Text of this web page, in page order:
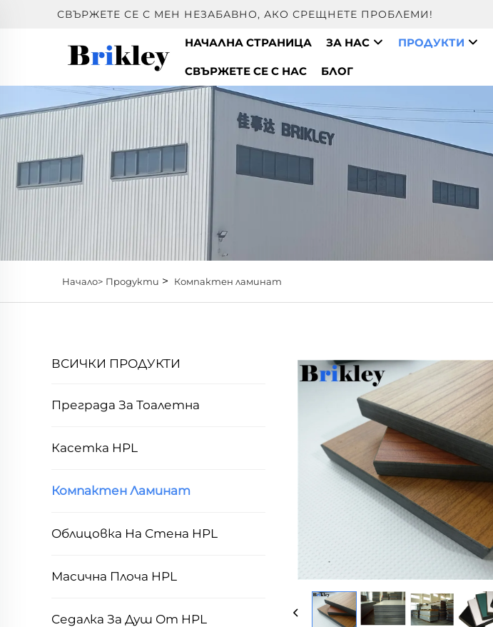
СВЪРЖЕТЕ СЕ С МЕН НЕЗАБАВНО, АКО СРЕЩНЕТЕ ПРОБЛЕМИ!
НАЧАЛНА СТРАНИЦА ЗА НАС ПРОДУКТИ
СВЪРЖЕТЕ СЕ С НАС БЛОГ
Начало> Продукти > Компактен ламинат
ВСИЧКИ ПРОДУКТИ
Преграда За Тоалетна
Касетка HPL
Компактен Ламинат
Облицовка На Стена HPL
Масична Плоча HPL
Седалка За Душ От HPL